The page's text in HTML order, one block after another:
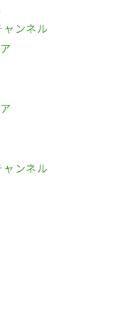
ンネル
ンネル